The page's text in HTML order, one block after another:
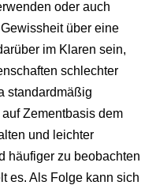
oder auch
über eine
im Klaren sein,
schlechter
standardmäßig
Zementbasis dem
und leichter
häufiger zu beobachten
es. Als Folge kann sich